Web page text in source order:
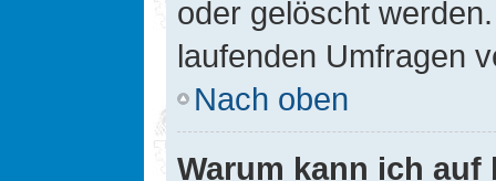
oder gelöscht
laufenden Umfragen
Nach oben
Warum kann ich